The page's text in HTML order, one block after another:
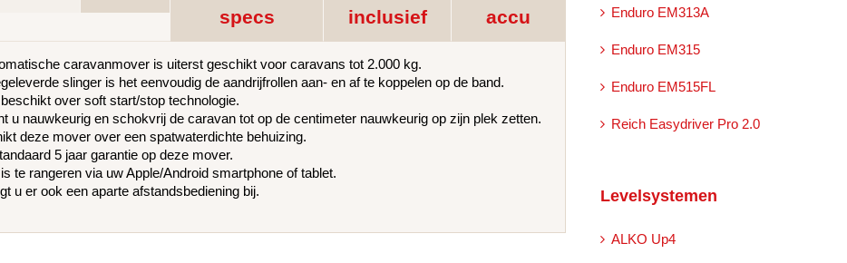
specs
inclusief
accu
caravanmover is uiterst geschikt voor caravans tot 2.000 kg.
slinger is het eenvoudig de aandrijfrollen aan- en af te koppelen op de band.
over soft start/stop technologie.
u nauwkeurig en schokvrij de caravan tot op de centimeter nauwkeurig op zijn plek zetten.
deze mover over een spatwaterdichte behuizing.
5 jaar garantie op deze mover.
te rangeren via uw Apple/Android smartphone of tablet.
u er ook een aparte afstandsbediening bij.
Enduro EM313A
Enduro EM315
Enduro EM515FL
Reich Easydriver Pro 2.0
Levelsystemen
ALKO Up4